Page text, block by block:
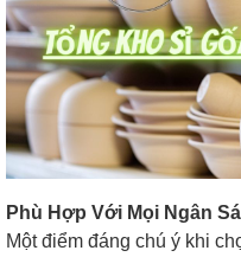
Phù Hợp Với Mọi Ngân
Một điểm đáng chú ý khi